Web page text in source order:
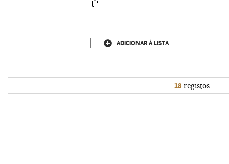
ADICIONAR À LISTA
18registos